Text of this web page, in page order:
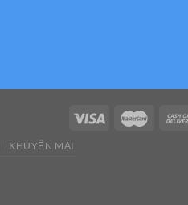
KHUYẾN MẠI